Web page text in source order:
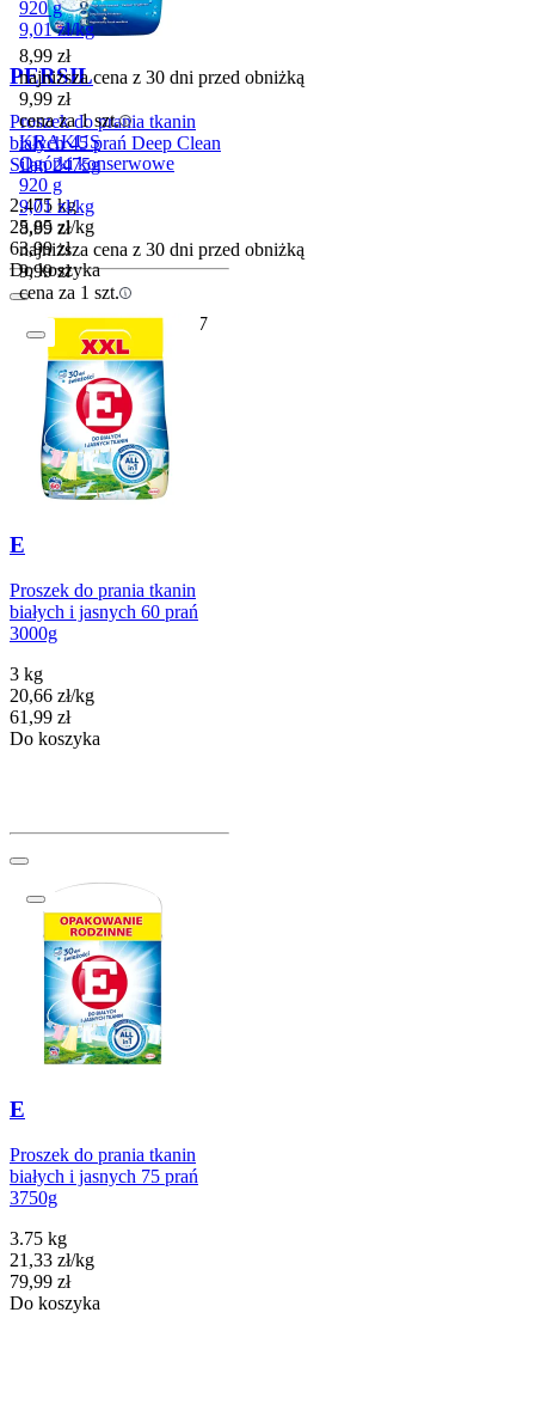
920 g
9,01 zł/kg
8,99 zł
najniższa cena z 30 dni przed obniżką
9,99 zł
cena za 1 szt.
KRAKUS
Ogórki konserwowe
920 g
9,01 zł/kg
8,99 zł
najniższa cena z 30 dni przed obniżką
9,99 zł
cena za 1 szt.
Przydatny do30-08-2027
PERSIL
Proszek do prania tkanin
białych 45 prań Deep Clean
Silan 2475g
2.475 kg
25,85 zł/kg
Cena
63,99 zł
Do koszyka
E
Proszek do prania tkanin
białych i jasnych 60 prań
3000g
3 kg
20,66 zł/kg
Cena
61,99 zł
Do koszyka
E
Proszek do prania tkanin
białych i jasnych 75 prań
3750g
3.75 kg
21,33 zł/kg
Cena
79,99 zł
Do koszyka